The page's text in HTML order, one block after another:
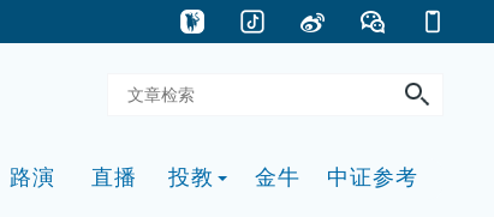
路演 直播 投教 金牛 中证参考